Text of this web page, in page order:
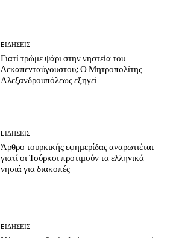
EΙΔΗΣΕΙΣ
Γιατί τρώμε ψάρι στην νηστεία του
Δεκαπενταύγουστου; Ο Μητροπολίτης
Αλεξανδρουπόλεως εξηγεί
EΙΔΗΣΕΙΣ
Άρθρο τουρκικής εφημερίδας αναρωτιέται
γιατί οι Τούρκοι προτιμούν τα ελληνικά
νησιά για διακοπές
EΙΔΗΣΕΙΣ